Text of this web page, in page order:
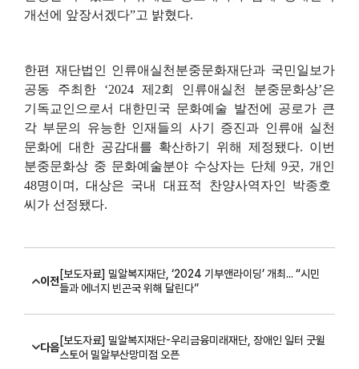
개선에 앞장서겠다”고 밝혔다.
한편 재단법인 인류애실천분중문화재단과 국민일보가
공동 주최한 ‘2024 제 2회 인류애실천 분중문화상’은
기독교인으로서 대한민국 문화예술 발전에 공로가 큰
각 부문의 유능한 인재들의 사기 증진과 인류애 실천
문화에 대한 공감대를 확산하기 위해 제정됐다. 이번
분중문화상 중 문화예술분야 수상자는 단체
9곳, 개인
48명이며 , 대상은 국내 대표적 찬양사역자인 박종호
씨가 선정됐다.
이전
[보도자료] 밀알복지재단, ‘2024 기부앤라이딩’ 개최... “시민
들과 에너지 빈곤국 위해 달린다”
다음
[보도자료] 밀알복지재단-우리금융미래재단, 장애인 일터 굿윌
스토어 밀알부산망미점 오픈